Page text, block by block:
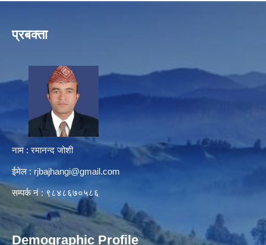
प्रबक्ता
नाम : रमानन्द जोशी
ईमेल : rjbajhangi@gmail.com
सम्पर्क नं : ९८४८६७०५८६
Demographic Profile